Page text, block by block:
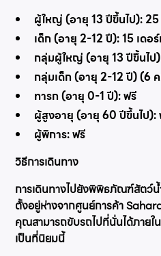
ผู้ใหญ่ (อายุ 13 ปีขึ้นไป):
เด็ก (อายุ 2-12 ปี): 15 เดอ
กลุ่มผู้ใหญ่ (อายุ 13 ปีขึ้นไป
กลุ่มเด็ก (อายุ 2-12 ปี) (6
ทารก (อายุ 0-1 ปี): ฟรี
ผู้สูงอายุ (อายุ 60 ปีขึ้นไป):
ผู้พิการ: ฟรี
วิธีการเดินทาง
การเดินทางไปยังพิพิธภัณฑ์สัตว์
ตั้งอยู่ห่างจากศูนย์การค้า
คุณสามารถขับรถไปที่นั่นได้ภาย
เป็นที่นิยมนี้